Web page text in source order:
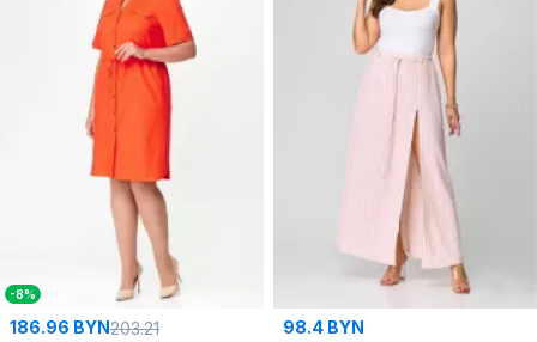
-8%
186.96 BYN203.21
98.4 BYN